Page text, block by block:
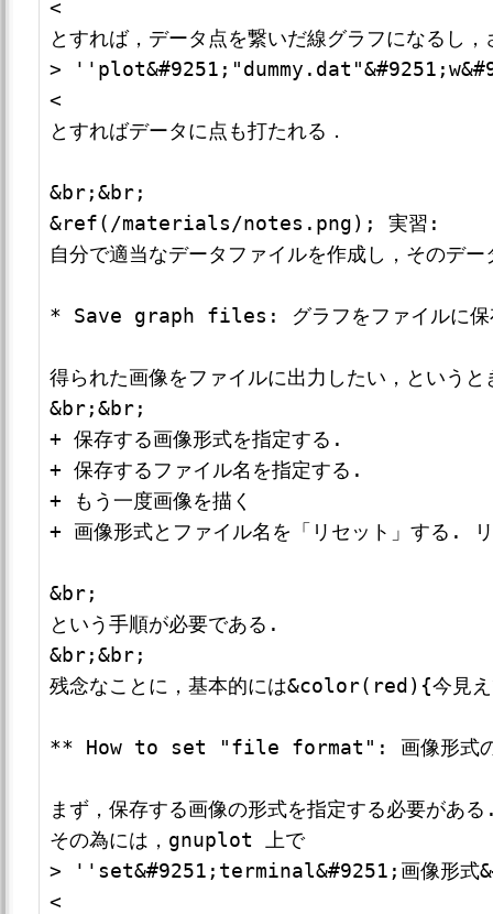
<
とすれば，データ点を繋いだ線グラフになるし，
>
<
とすればデータに点も打たれる．
&br;&br;
&ref(/materials/notes.png); 実習:
自分で適当なデータファイルを作成し，そのデ
* Save graph files: グラフをファイルに
得られた画像をファイルに出力したい，というと
&br;&br;
+ 保存する画像形式を指定する.
+ 保存するファイル名を指定する.
+ もう一度画像を描く
+ 画像形式とファイル名を「リセット」する.
&br;
という手順が必要である.
&br;&br;
残念なことに，基本的には&color(red){今見え
** How to set "file format": 画像形式の
まず，保存する画像の形式を指定する必要があ
その為には，gnuplot 上で
> ''set&#9251;terminal&#9251;画像形式
<